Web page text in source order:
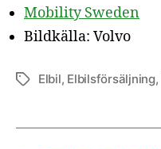
Mobility Sweden
Bildkälla: Volvo
Etiketter
Elbil, Elbilsförsäljning,